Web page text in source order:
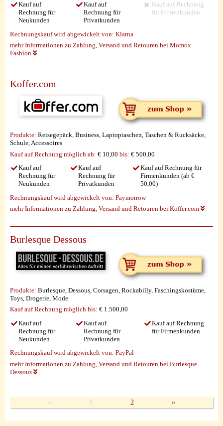
Kauf auf
Rechnung für
Neukunden
Kauf auf
Rechnung für
Privatkunden
Kauf auf Rechnung
für Firmenkunden
Rechnungskauf wird abgewickelt von: Klarna
mehr Informationen zu Zahlung, Versand und Retouren bei Momox
Fashion
Koffer.com
Produkte: Reisegepäck, Business, Laptoptaschen, Taschen & Rucksäcke,
Schule, Accessoires
Kauf auf Rechnung möglich ab: € 10,00 bis: € 500,00
Kauf auf
Rechnung für
Neukunden
Kauf auf
Rechnung für
Privatkunden
Kauf auf Rechnung für
Firmenkunden (ab €
50,00)
Rechnungskauf wird abgewickelt von: Paymorrow
mehr Informationen zu Zahlung, Versand und Retouren bei Koffer.com
Burlesque Dessous
Produkte: Burlesque, Dessous, Corsagen, Rockabilly, Faschingskostüme,
Toys, Drogerie, Mode
Kauf auf Rechnung möglich bis: € 1.500,00
Kauf auf
Rechnung für
Neukunden
Kauf auf
Rechnung für
Privatkunden
Kauf auf Rechnung
für Firmenkunden
Rechnungskauf wird abgewickelt von: PayPal
mehr Informationen zu Zahlung, Versand und Retouren bei Burlesque
Dessous
« 1 2 »